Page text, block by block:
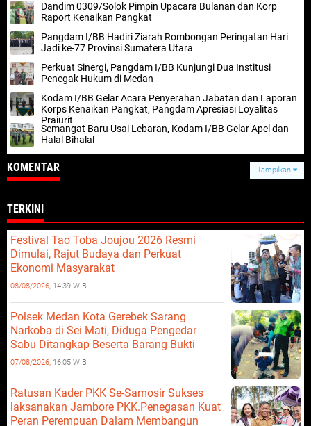
Dandim 0309/Solok Pimpin Upacara Bulanan dan Korp
Raport Kenaikan Pangkat
Pangdam I/BB Hadiri Ziarah Rombongan Peringatan Hari
Jadi ke-77 Provinsi Sumatera Utara
Perkuat Sinergi, Pangdam I/BB Kunjungi Dua Institusi
Penegak Hukum di Medan
Kodam I/BB Gelar Acara Penyerahan Jabatan dan Laporan
Korps Kenaikan Pangkat, Pangdam Apresiasi Loyalitas
Prajurit
Semangat Baru Usai Lebaran, Kodam I/BB Gelar Apel dan
Halal Bihalal
KOMENTAR Tampilkan
TERKINI
Festival Tao Toba Joujou 2026 Resmi
Dimulai, Rajut Budaya dan Perkuat
Ekonomi Masyarakat
08/08/2026, 14:39 WIB
Polsek Medan Kota Gerebek Sarang
Narkoba di Sei Mati, Diduga Pengedar
Sabu Ditangkap Beserta Barang Bukti
07/08/2026, 16:05 WIB
Ratusan Kader PKK Se-Samosir Sukses
laksanakan Jambore PKK.Penegasan Kuat
Peran Perempuan Dalam Membangun